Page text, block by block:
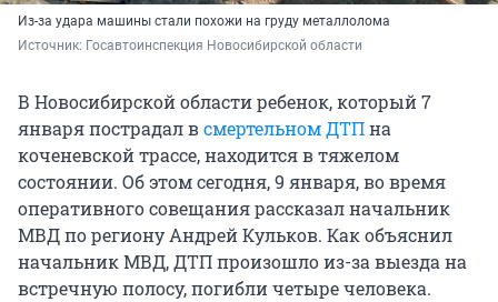
Из-за удара машины стали похожи на груду металлолома
Источник: Госавтоинспекция Новосибирской области
В Новосибирской области ребенок, который 7
января пострадал всмертельном ДТПна
коченевской трассе, находится в тяжелом
состоянии. Об этом сегодня, 9 января, во время
оперативного совещания рассказал начальник
МВД по региону Андрей Кульков. Как объяснил
начальник МВД, ДТП произошло из-за выезда на
встречную полосу, погибли четыре человека.